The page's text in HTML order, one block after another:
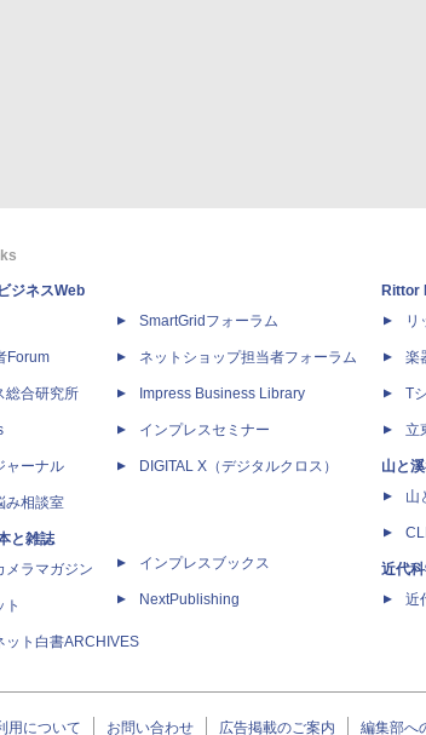
ジネスWeb
Forum
総合研究所
ャーナル
み相談室
と雑誌
メラマガジン
ト
ット白書ARCHIVES
SmartGridフォーラム
ネットショップ担当者フォーラム
Impress Business Library
インプレスセミナー
DIGITAL X（デジタルクロス）
インプレスブックス
NextPublishing
Rittor
リ
楽
T
立
山と
山
近代
近
用について お問い合わせ 広告掲載のご案内 編集部へ